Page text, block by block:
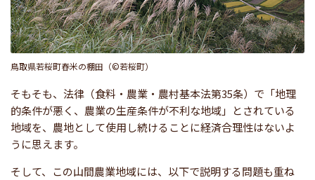
鳥取県若桜町舂米の棚田（©若桜町）
そもそも、法律（食料・農業・農村基本法第35条）で「地理
的条件が悪く、農業の生産条件が不利な地域」とされている
地域を、農地として使用し続けることに経済合理性はないよ
うに思えます。
そして、この山間農業地域には、以下で説明する問題も重ね